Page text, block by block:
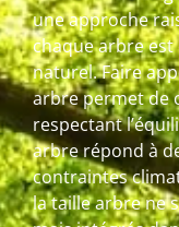
une approche
chaque arbre
naturel. Faire
arbre permet de
respectant
arbre répond à
contraintes
la taille arbre ne